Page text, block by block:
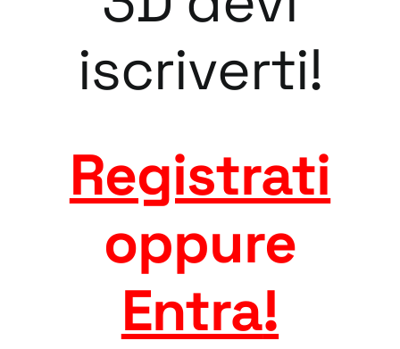
iscriverti!
Registrati
oppure
Entra!